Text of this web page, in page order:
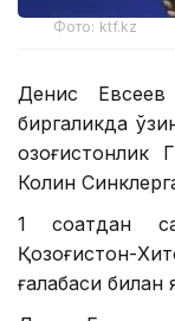
Фото: ktf.kz
Денис
биргаликда
Колин
1 соатдан
Қозоғистон-
ғалабаси билан